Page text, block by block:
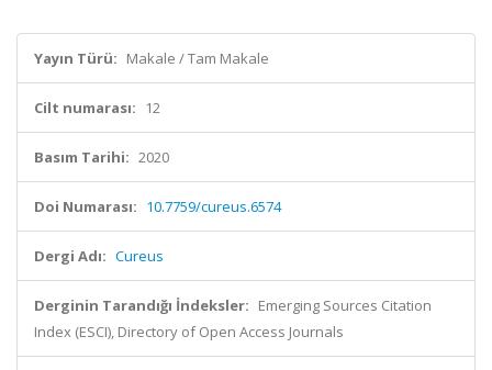
Yayın Türü: Makale / Tam Makale
Cilt numarası: 12
Basım Tarihi: 2020
Doi Numarası: 10.7759/cureus.6574
Dergi Adı: Cureus
Derginin Tarandığı İndeksler: Emerging Sources Citation
Index (ESCI), Directory of Open Access Journals